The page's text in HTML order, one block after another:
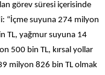
görev süresi içerisinde
“İçme suyuna 274 milyon
TL, yağmur suyuna 14
500 bin TL, kırsal yollar
milyon 826 bin TL olmak